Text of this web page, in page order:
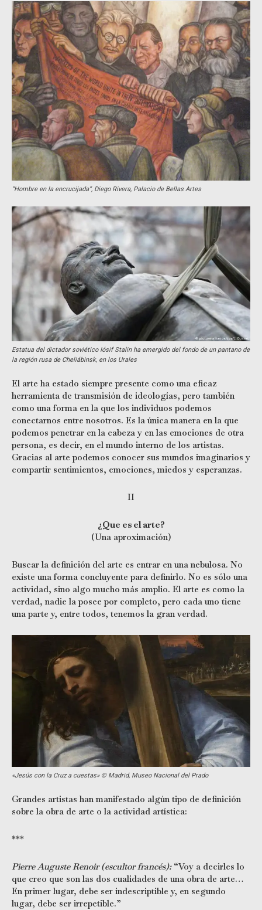
“Hombre en la encrucijada”, Diego Rivera, Palacio de Bellas Artes
Estatua del dictador soviético Iósif Stalin ha emergido del fondo de un pantano de
la región rusa de Cheliábinsk, en los Urales
El arte ha estado siempre presente como una eficaz
herramienta de transmisión de ideologías, pero también
como una forma en la que los individuos podemos
conectarnos entre nosotros. Es la única manera en la que
podemos penetrar en la cabeza y en las emociones de otra
persona, es decir, en el mundo interno de los artistas.
Gracias al arte podemos conocer sus mundos imaginarios y
compartir sentimientos, emociones, miedos y esperanzas.
II
¿Que es el arte?
(Una aproximación)
Buscar la definición del arte es entrar en una nebulosa. No
existe una forma concluyente para definirlo. No es sólo una
actividad, sino algo mucho más amplio. El arte es como la
verdad, nadie la posee por completo, pero cada uno tiene
una parte y, entre todos, tenemos la gran verdad.
«Jesús con la Cruz a cuestas» © Madrid, Museo Nacional del Prado
Grandes artistas han manifestado algún tipo de definición
sobre la obra de arte o la actividad artística:
***
Pierre Auguste Renoir (escultor francés):“Voy a decirles lo
que creo que son las dos cualidades de una obra de arte…
En primer lugar, debe ser indescriptible y, en segundo
lugar, debe ser irrepetible.”